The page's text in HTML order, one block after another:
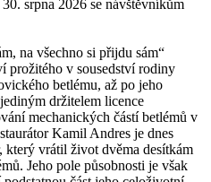
srpna 2026 se návštěvníkům
na všechno si přijdu sám“
prožitého v sousedství rodiny
betlému, až po jeho
držitelem licence
mechanických částí betlémů v
Kamil Andres je dnes
který vrátil život dvěma desítkám
Jeho pole působnosti je však